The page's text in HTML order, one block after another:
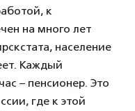
к
на много лет
население
Каждый
– пенсионер. Это
где к этой